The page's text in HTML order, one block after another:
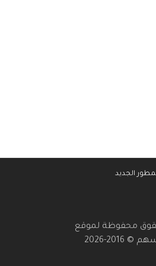
الجديد
محفوظة لموقع
2016-2026